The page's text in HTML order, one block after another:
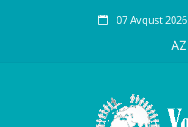
07 Avqust 2026
AZ